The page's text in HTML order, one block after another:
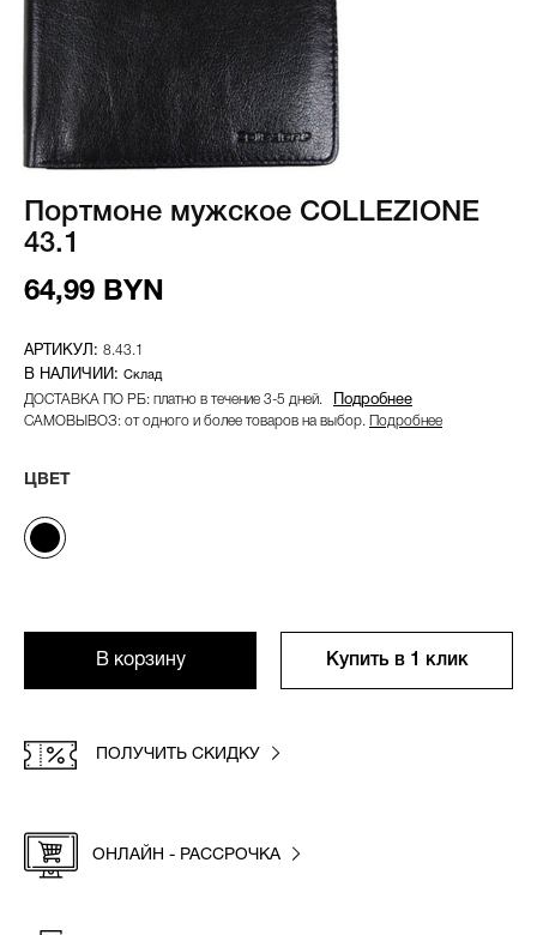
Портмоне мужское COLLEZIONE
43.1
64,99 BYN
8.43.1
Склад
ДОСТАВКА ПО РБ: платно в течение 3-5 дней. Подробнее
САМОВЫВОЗ: от одного и более товаров на выбор. Подробнее
ЦВЕТ
В корзину Купить в 1 клик
ПОЛУЧИТЬ СКИДКУ
ОНЛАЙН - РАССРОЧКА